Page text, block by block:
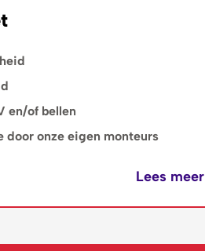
en/of bellen
door onze eigen monteurs
Lees meer